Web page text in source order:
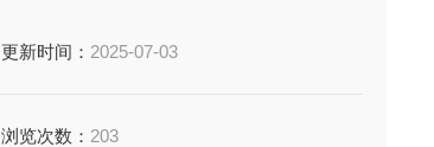
更新时间： 2025-07-03
浏览次数： 203